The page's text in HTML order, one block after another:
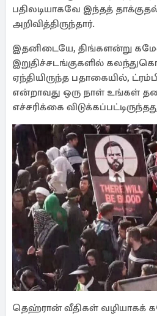
பதிலடியாகவே இந்தத்
அறிவித்திருந்தார்.
இதனிடையே, திங்களன்று
இறுதிச்சடங்குகளில்
ஏந்தியிருந்த பதாகையில்,
என்றாவது ஒரு நாள் உங்கள்
எச்சரிக்கை
தெஹ்ரான் வீதிகள் வழியாகக்